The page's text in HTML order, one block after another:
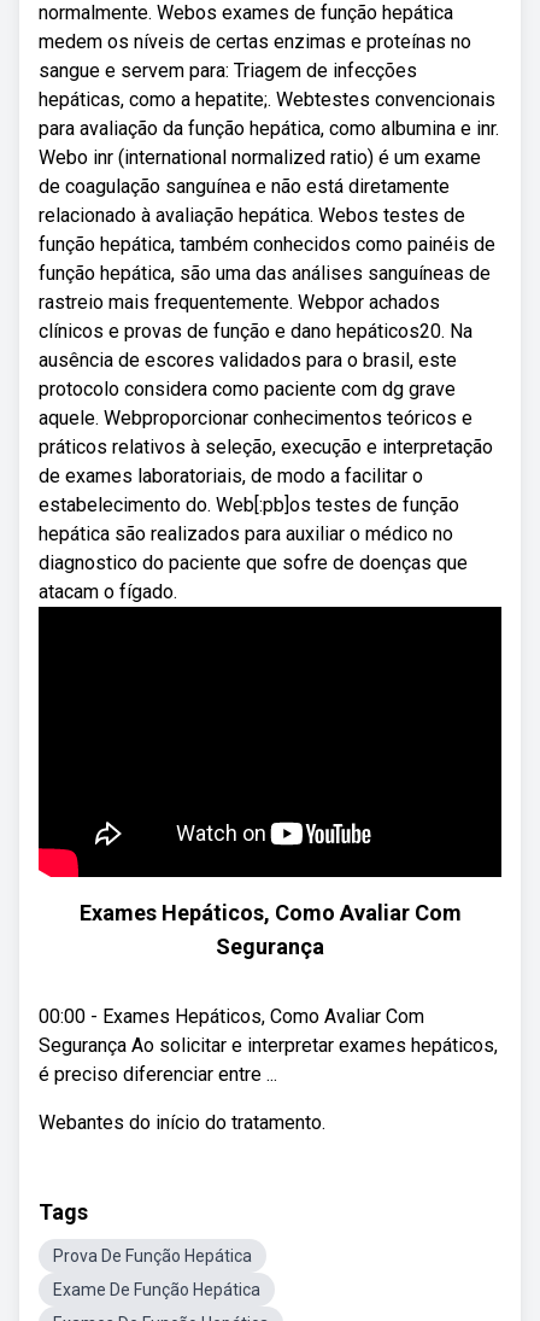
normalmente. Webos exames de função hepática
medem os níveis de certas enzimas e proteínas no
sangue e servem para: Triagem de infecções
hepáticas, como a hepatite;. Webtestes convencionais
para avaliação da função hepática, como albumina e inr.
Webo inr (international normalized ratio) é um exame
de coagulação sanguínea e não está diretamente
relacionado à avaliação hepática. Webos testes de
função hepática, também conhecidos como painéis de
função hepática, são uma das análises sanguíneas de
rastreio mais frequentemente. Webpor achados
clínicos e provas de função e dano hepáticos20. Na
ausência de escores validados para o brasil, este
protocolo considera como paciente com dg grave
aquele. Webproporcionar conhecimentos teóricos e
práticos relativos à seleção, execução e interpretação
de exames laboratoriais, de modo a facilitar o
estabelecimento do. Web[:pb]os testes de função
hepática são realizados para auxiliar o médico no
diagnostico do paciente que sofre de doenças que
atacam o fígado.
Exames Hepáticos, Como Avaliar Com
Segurança
00:00 - Exames Hepáticos, Como Avaliar Com
Segurança Ao solicitar e interpretar exames hepáticos,
é preciso diferenciar entre ...
Webantes do início do tratamento.
Tags
Prova De Função Hepática
Exame De Função Hepática